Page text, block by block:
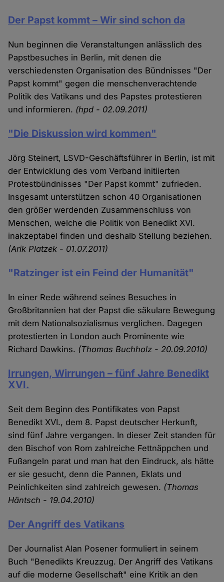
Der Papst kommt – Wir sind schon da
Nun beginnen die Veranstaltungen anlässlich des
Papstbesuches in Berlin, mit denen die
verschiedensten Organisation des Bündnisses "Der
Papst kommt" gegen die menschenverachtende
Politik des Vatikans und des Papstes protestieren
und informieren. (hpd - 02.09.2011)
"Die Diskussion wird kommen"
Jörg Steinert, LSVD-Geschäftsführer in Berlin, ist mit
der Entwicklung des vom Verband initiierten
Protestbündnisses "Der Papst kommt" zufrieden.
Insgesamt unterstützen schon 40 Organisationen
den größer werdenden Zusammenschluss von
Menschen, welche die Politik von Benedikt XVI.
inakzeptabel finden und deshalb Stellung beziehen.
(Arik Platzek - 01.07.2011)
"Ratzinger ist ein Feind der Humanität"
In einer Rede während seines Besuches in
Großbritannien hat der Papst die säkulare Bewegung
mit dem Nationalsozialismus verglichen. Dagegen
protestierten in London auch Prominente wie
Richard Dawkins. (Thomas Buchholz - 20.09.2010)
Irrungen, Wirrungen – fünf Jahre Benedikt
XVI.
Seit dem Beginn des Pontifikates von Papst
Benedikt XVI., dem 8. Papst deutscher Herkunft,
sind fünf Jahre vergangen. In dieser Zeit standen für
den Bischof von Rom zahlreiche Fettnäppchen und
Fußangeln parat und man hat den Eindruck, als hätte
er sie gesucht, denn die Pannen, Eklats und
Peinlichkeiten sind zahlreich gewesen. (Thomas
Häntsch - 19.04.2010)
Der Angriff des Vatikans
Der Journalist Alan Posener formuliert in seinem
Buch "Benedikts Kreuzzug. Der Angriff des Vatikans
auf die moderne Gesellschaft" eine Kritik an den